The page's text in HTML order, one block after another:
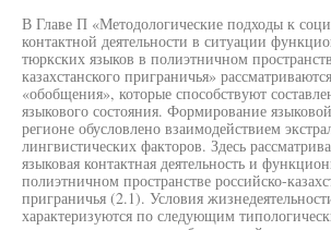
В Главе П «Методологические подходы к
контактной деятельности в ситуации
тюркских языков в полиэтничном
казахстанского приграничья»
«обобщения», которые способствуют
языкового состояния. Формирование
регионе обусловлено взаимодействием
лингвистических факторов. Здесь
языковая контактная деятельность и
полиэтничном пространстве российско-
приграничья (2.1). Условия
характеризуются по следующим